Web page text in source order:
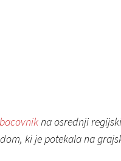
na osrednji
ki je potekala na